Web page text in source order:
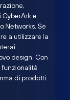
CyberArk e
Networks. Se
a utilizzare la
design. Con
funzionalità
di prodotti